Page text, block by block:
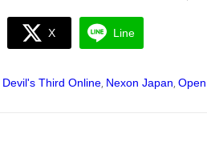
X Line
Devil's Third Online, Nexon Japan,